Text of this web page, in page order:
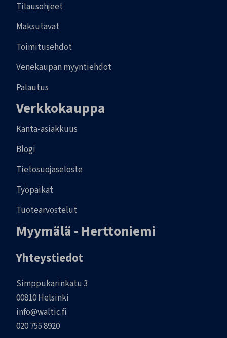
Tilausohjeet
Maksutavat
Toimitusehdot
Venekaupan myyntiehdot
Palautus
Verkkokauppa
Kanta-asiakkuus
Blogi
Tietosuojaseloste
Työpaikat
Tuotearvostelut
Myymälä - Herttoniemi
Yhteystiedot
Simppukarinkatu 3
00810 Helsinki
info@waltic.fi
020 755 8920